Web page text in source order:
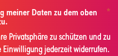
meiner Daten zu dem oben
*
Privatsphäre zu schützen und zu
Einwilligung jederzeit widerrufen.